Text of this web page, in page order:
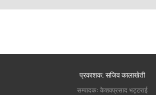
प्रकाशक: सजिव कालाखेती
सम्पादकः केशवप्रसाद भट्टराई